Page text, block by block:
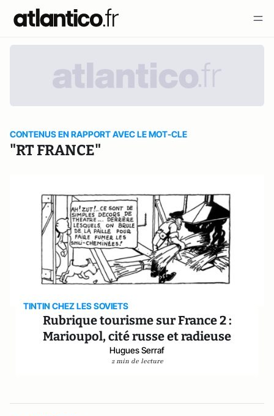
CONTENUS EN RAPPORT AVEC LE MOT-CLE
"RT FRANCE"
TINTIN CHEZ LES SOVIETS
Rubrique tourisme sur France 2 :
Marioupol, cité russe et radieuse
Hugues Serraf
2 min de lecture